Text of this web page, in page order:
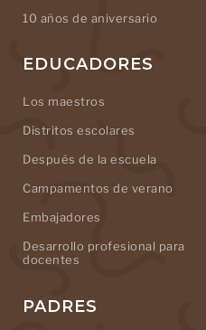
10 años de aniversario
EDUCADORES
Los maestros
Distritos escolares
Después de la escuela
Campamentos de verano
Embajadores
Desarrollo profesional para
docentes
PADRES